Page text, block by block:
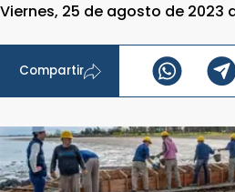
Viernes, 25 de agosto de 2023
Compartir